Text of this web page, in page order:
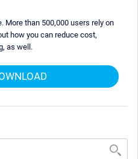
More than 500,000 users rely on
how you can reduce cost,
as well.